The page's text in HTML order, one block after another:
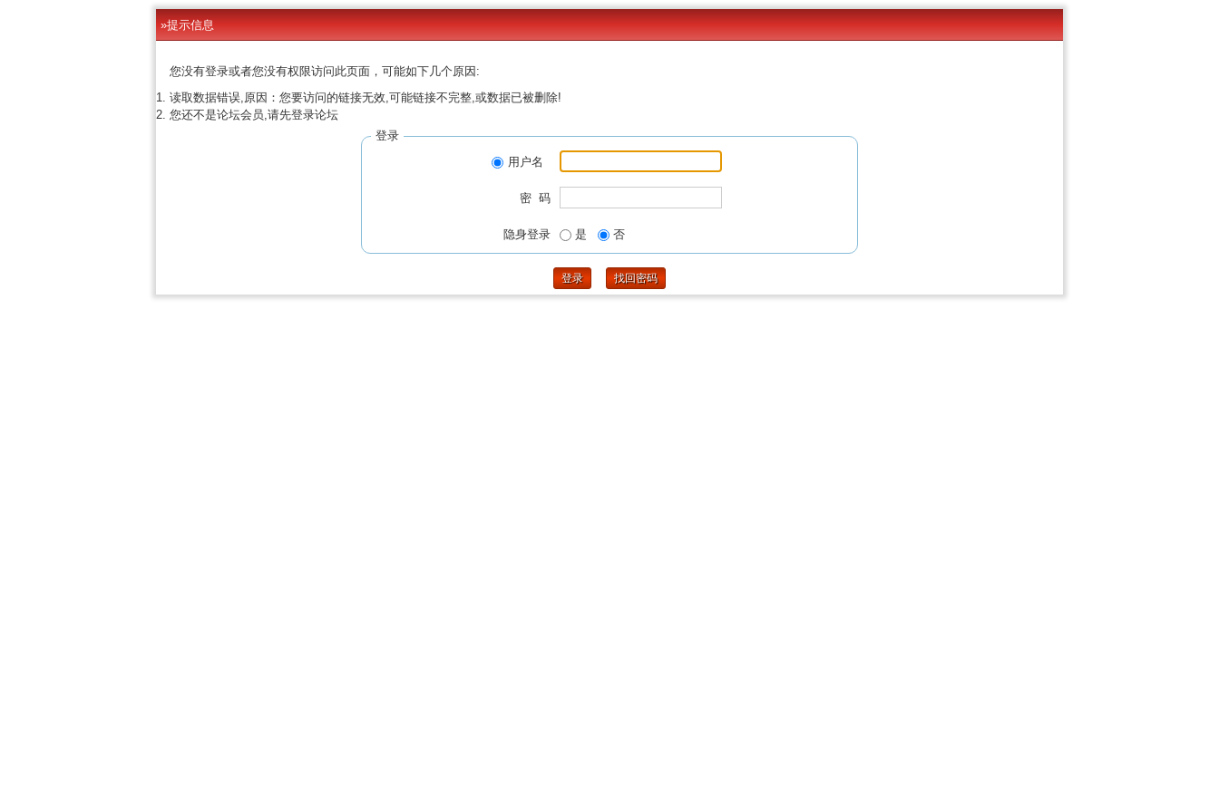
»提示信息
您没有登录或者您没有权限访问此页面，可能如下几个原因:
读取数据错误,原因：您要访问的链接无效,可能链接不完整,或数据已被删除!
您还不是论坛会员,请先登录论坛
登录
用户名
密 码
隐身登录 是 否